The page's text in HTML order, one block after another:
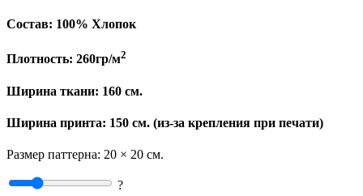
Состав: 100% Хлопок
Плотность: 260гр/м2
Ширина ткани: 160 см.
Ширина принта: 150 см. (из-за крепления при печати)
Размер паттерна: 20 × 20 см.
?